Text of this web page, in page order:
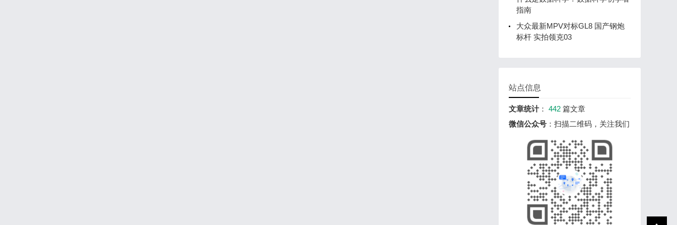
指南
大众最新MPV对标GL8 国产钢炮
标杆 实拍领克03
站点信息
文章统计： 442 篇文章
微信公众号 ：扫描二维码，关注我们